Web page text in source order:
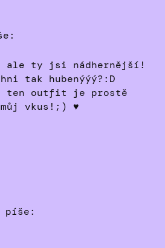
ale ty jsi nádhernější!
tak hubenýýý?:D
ten outfit je prostě
můj vkus!;) ♥
píše: